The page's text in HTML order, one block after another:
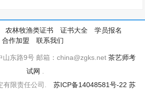
农林牧渔类证书 证书大全
学员报名
合作加盟
联系我们
山东路9号 邮箱：china@zgks.net茶艺师考
试网
有限责任公司. 苏ICP备14048581号-22 苏